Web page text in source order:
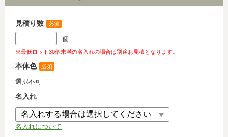
見積り数 必須
個
※最低ロット30個未満の名入れの場合は別途お見積となります。
本体色 必須
選択不可
名入れ
名入れについて